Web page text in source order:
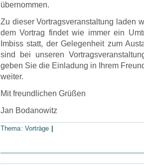
übernommen.
Zu dieser Vortragsveranstaltung laden
dem Vortrag findet wie immer ein
Imbiss statt, der Gelegenheit zum
sind bei unseren
geben Sie die Einladung in Ihrem
weiter.
Mit freundlichen Grüßen
Jan Bodanowitz
Thema: Vorträge